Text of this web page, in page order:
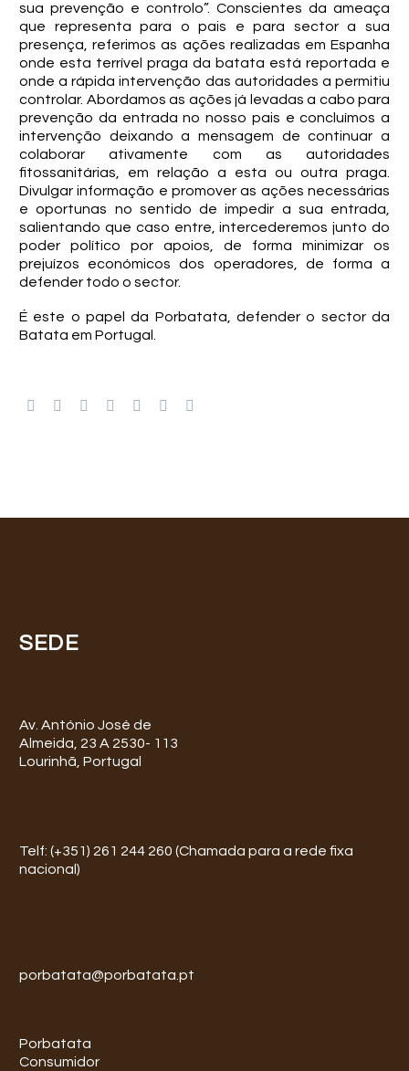
sua prevenção e controlo”. Conscientes da ameaça
que representa para o pais e para sector a sua
presença, referimos as ações realizadas em Espanha
onde esta terrível praga da batata está reportada e
onde a rápida intervenção das autoridades a permitiu
controlar. Abordamos as ações já levadas a cabo para
prevenção da entrada no nosso pais e concluímos a
intervenção deixando a mensagem de continuar a
colaborar ativamente com as autoridades
fitossanitárias, em relação a esta ou outra praga.
Divulgar informação e promover as ações necessárias
e oportunas no sentido de impedir a sua entrada,
salientando que caso entre, intercederemos junto do
poder político por apoios, de forma minimizar os
prejuízos económicos dos operadores, de forma a
defender todo o sector.
É este o papel da Porbatata, defender o sector da
Batata em Portugal.
SEDE
Av. António José de
Almeida, 23 A 2530- 113
Lourinhã, Portugal
Telf: (+351) 261 244 260 (Chamada para a rede fixa
nacional)
porbatata@porbatata.pt
Porbatata
Consumidor